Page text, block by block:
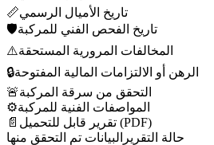
📏تاريخ الأميال الرسمي
🛡️تاريخ الفحص الفني للمركبة
⚠️المخالفات المرورية المستحقة
🔒الرهن أو الالتزامات المالية المفتوحة
🚨التحقق من سرقة المركبة
⚙️المواصفات الفنية للمركبة
📄
تقرير قابل للتحميل (PDF)
حالة التقرير البيانات تم التحقق منها